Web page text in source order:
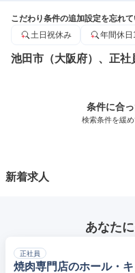
こだわり条件の追加設定を忘れ
土日祝休み
年間休
池田市（大阪府）、正
条件に合
検索条件を緩
新着求人
あなた
正社員
焼肉専門店のホール・